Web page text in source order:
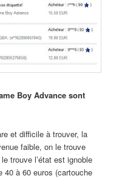
Boy Advance sont
et difficile à trouver, la
faible, on le trouve
trouve l’état est ignoble
40 à 60 euros (cartouche